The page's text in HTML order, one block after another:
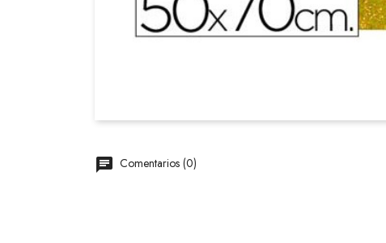
Comentarios (0)